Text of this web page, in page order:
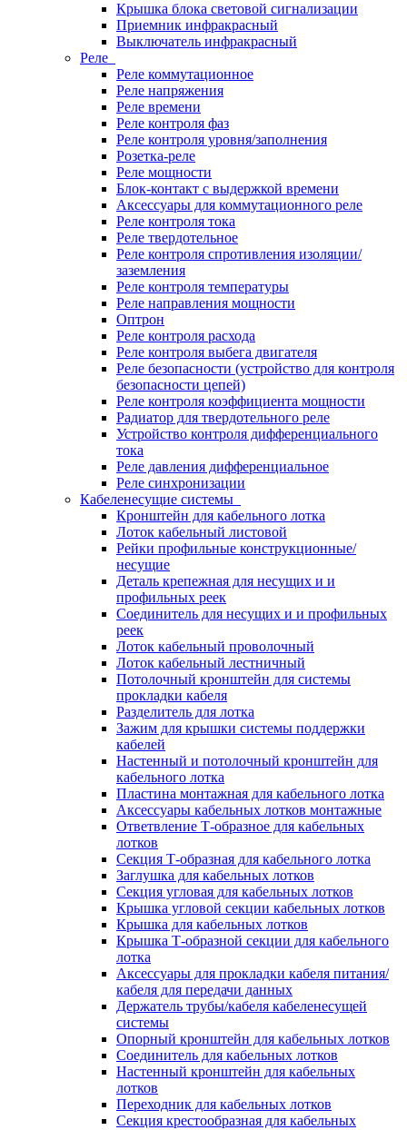
Крышка блока световой сигнализации
Приемник инфракрасный
Выключатель инфракрасный
Реле
Реле коммутационное
Реле напряжения
Реле времени
Реле контроля фаз
Реле контроля уровня/заполнения
Розетка-реле
Реле мощности
Блок-контакт с выдержкой времени
Аксессуары для коммутационного реле
Реле контроля тока
Реле твердотельное
Реле контроля спротивления изоляции/
заземления
Реле контроля температуры
Реле направления мощности
Оптрон
Реле контроля расхода
Реле контроля выбега двигателя
Реле безопасности (устройство для контроля
безопасности цепей)
Реле контроля коэффициента мощности
Радиатор для твердотельного реле
Устройство контроля дифференциального
тока
Реле давления дифференциальное
Реле синхронизации
Кабеленесущие системы
Кронштейн для кабельного лотка
Лоток кабельный листовой
Рейки профильные конструкционные/
несущие
Деталь крепежная для несущих и и
профильных реек
Соединитель для несущих и и профильных
реек
Лоток кабельный проволочный
Лоток кабельный лестничный
Потолочный кронштейн для системы
прокладки кабеля
Разделитель для лотка
Зажим для крышки системы поддержки
кабелей
Настенный и потолочный кронштейн для
кабельного лотка
Пластина монтажная для кабельного лотка
Аксессуары кабельных лотков монтажные
Ответвление Т-образное для кабельных
лотков
Секция Т-образная для кабельного лотка
Заглушка для кабельных лотков
Секция угловая для кабельных лотков
Крышка угловой секции кабельных лотков
Крышка для кабельных лотков
Крышка Т-образной секции для кабельного
лотка
Аксессуары для прокладки кабеля питания/
кабеля для передачи данных
Держатель трубы/кабеля кабеленесущей
системы
Опорный кронштейн для кабельных лотков
Соединитель для кабельных лотков
Настенный кронштейн для кабельных
лотков
Переходник для кабельных лотков
Секция крестообразная для кабельных